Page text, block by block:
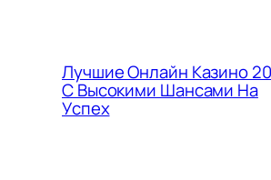
Лучшие Онлайн Казино
С Высокими Шансами На
Успех